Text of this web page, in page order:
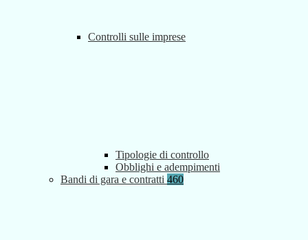
Controlli sulle imprese
Tipologie di controllo
Obblighi e adempimenti
Bandi di gara e contratti 460